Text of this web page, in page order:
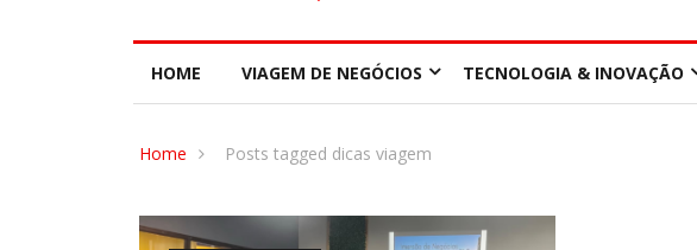
HOME VIAGEM DE NEGÓCIOS TECNOLOGIA & INOVAÇÃO
Home Posts tagged dicas viagem